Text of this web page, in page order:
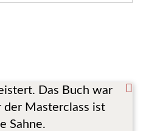
Das Buch war
der Masterclass ist
Sahne.